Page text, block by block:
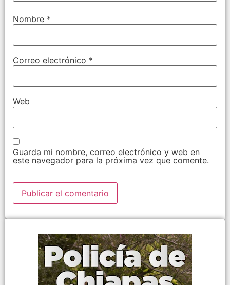
Nombre *
Correo electrónico *
Web
Guarda mi nombre, correo electrónico y web en
este navegador para la próxima vez que comente.